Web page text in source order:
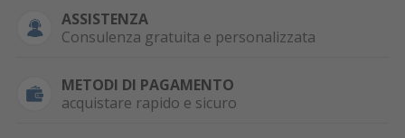
ASSISTENZA
Consulenza gratuita e personalizzata
METODI DI PAGAMENTO
acquistare rapido e sicuro